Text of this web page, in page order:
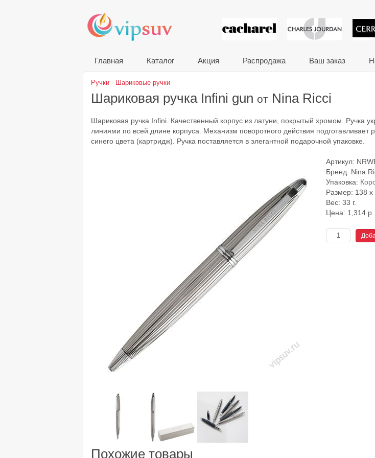
VIP сувениры и
Главная Каталог Акция Распродажа Ваш заказ
Ручки - Шариковые ручки
Шариковая ручка Infini gun от Nina Ricci
Шариковая ручка Infini. Качественный корпус из латуни, покрытый хромом. Ручка
линиями по всей длине корпуса. Механизм поворотного действия подготавливает
синего цвета (картридж). Ручка поставляется в элегантной подарочной упаковке.
Артикул:
Бренд: Nina
Упаковка:
Размер: 138 x
Вес: 33 г.
Цена: 1,314 р.
Похожие товары